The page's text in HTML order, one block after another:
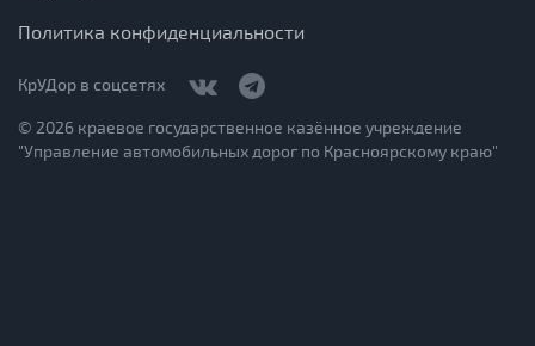
Политика конфиденциальности
КрУДор в соцсетях
© 2026 краевое государственное казённое учреждение
"Управление автомобильных дорог по Красноярскому краю"